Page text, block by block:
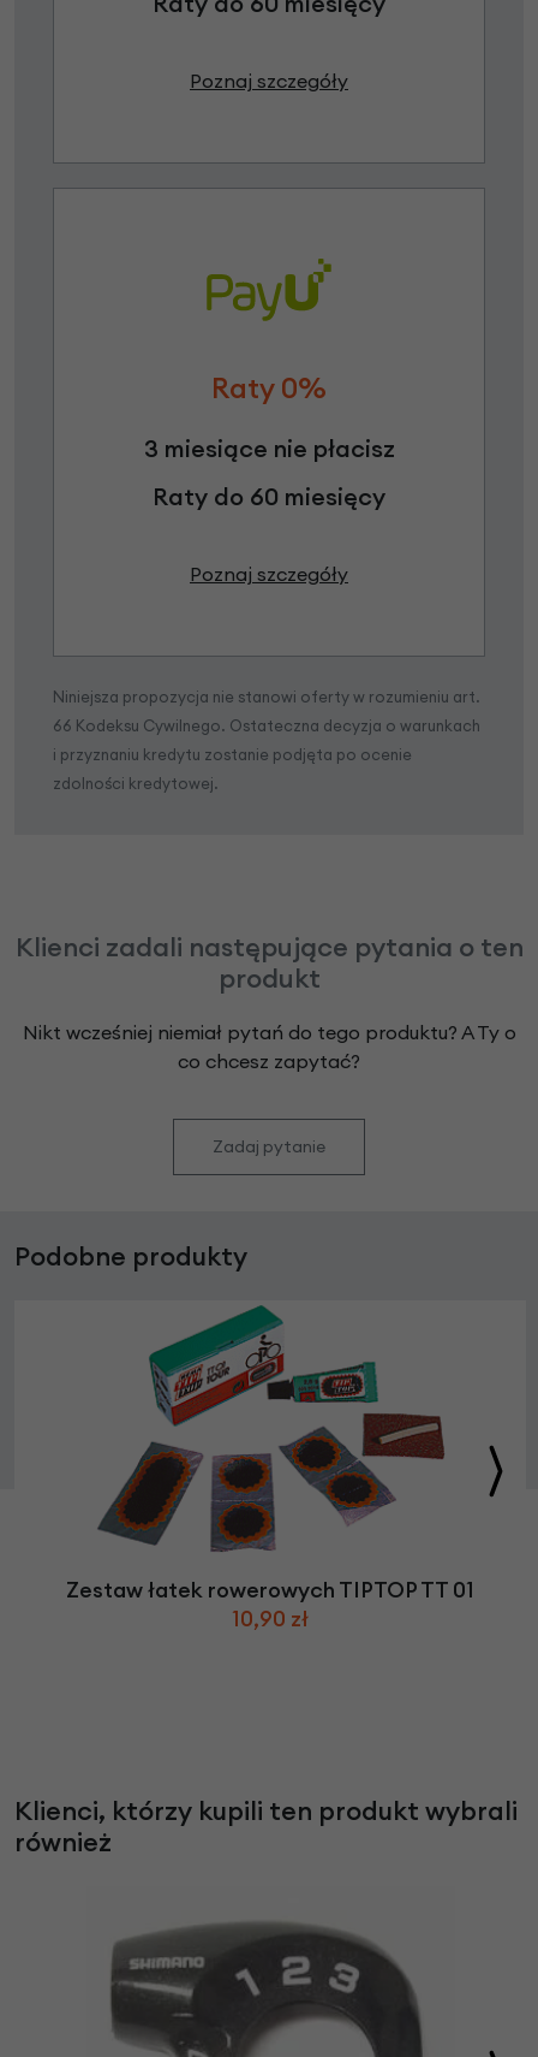
Poznaj szczegóły
Raty 0%
3 miesiące nie płacisz
Raty do 60 miesięcy
Poznaj szczegóły
Niniejsza propozycja nie stanowi oferty w rozumieniu art.
66 Kodeksu Cywilnego. Ostateczna decyzja o warunkach
i przyznaniu kredytu zostanie podjęta po ocenie
zdolności kredytowej.
Klienci zadali następujące pytania o ten
produkt
Nikt wcześniej niemiał pytań do tego produktu? A Ty o
co chcesz zapytać?
Zadaj pytanie
Podobne produkty
Zestaw łatek rowerowych TIPTOP TT 01
10,90 zł
Klienci, którzy kupili ten produkt wybrali
również